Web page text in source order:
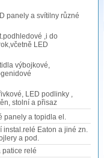
panely a svítilny různé
,i do
LED
výbojkové,
LED podlinky ,
stolní a přisaz
panely a topidla el.
instal.relé Eaton a jiné zn.
a pod.
patice relé